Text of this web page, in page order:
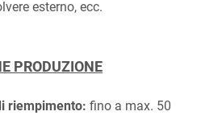
esterno, ecc.
PRODUZIONE
riempimento: fino a max. 50